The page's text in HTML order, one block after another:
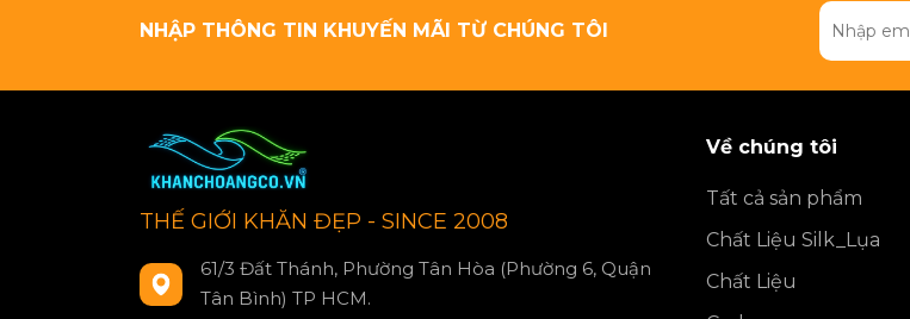
NHẬP THÔNG TIN KHUYẾN MÃI TỪ CHÚNG TÔI
THẾ GIỚI KHĂN ĐẸP - SINCE 2008
61/3 Đất Thánh, Phường Tân Hòa (Phường 6, Quận
Tân Bình) TP HCM.
Về chúng tôi
Tất cả sản phẩm
Chất Liệu Silk_Lụa
Chất Liệu